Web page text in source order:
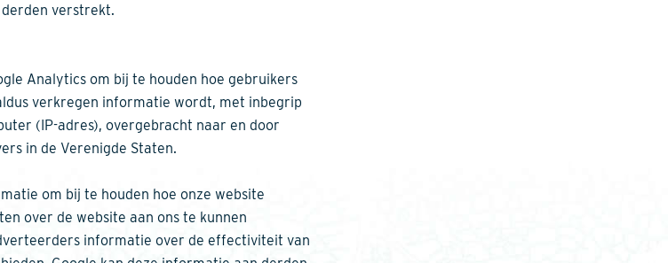
verstrekt.
Analytics om bij te houden hoe gebruikers
verkregen informatie wordt, met inbegrip
(IP-adres), overgebracht naar en door
in de Verenigde Staten.
om bij te houden hoe onze website
over de website aan ons te kunnen
informatie over de effectiviteit van